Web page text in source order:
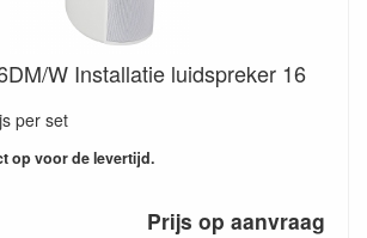
W Installatie luidspreker 16
per set
op voor de levertijd.
Prijs op aanvraag